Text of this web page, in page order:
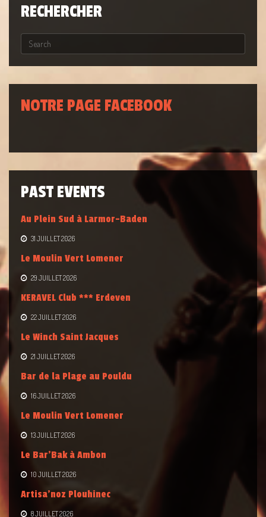
RECHERCHER
NOTRE PAGE FACEBOOK
PAST EVENTS
Au Plein Sud à Larmor-Baden
31 JUILLET 2026
Le Moulin Vert Lomener
29 JUILLET 2026
KERAVEL Club *** Erdeven
22 JUILLET 2026
Le Winch Saint Jacques
21 JUILLET 2026
Bar de la Plage au Pouldu
16 JUILLET 2026
Le Moulin Vert Lomener
13 JUILLET 2026
Le Bar’Bak à Ambon
10 JUILLET 2026
Artisa’noz Plouhinec
8 JUILLET 2026